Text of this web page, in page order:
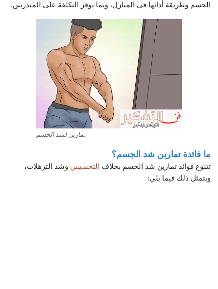
الجسم وطريقة أدائها في المنازل، وبما يوفر التكلفة على المتدربين.
تمارين لشد الجسم
ما فائدة تمارين شد الجسم؟
تتنوع فوائد تمارين شد الجسم بخلاف التخسيس وشد الترهلات،
ويتمثل ذلك فيما يلي: